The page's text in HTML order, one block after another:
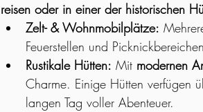
reisen oder in einer der historischen
Zelt- & Wohnmobilplätze:
Feuerstellen und
Rustikale Hütten: Mit modernen
Charme. Einige Hütten verfügen
langen Tag voller Abenteuer.